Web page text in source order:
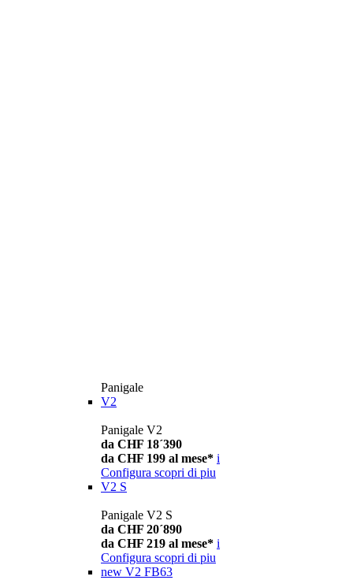
Panigale
V2
Panigale V2
da CHF 18´390
da CHF 199 al mese* i
Configura scopri di piu
V2 S
Panigale V2 S
da CHF 20´890
da CHF 219 al mese* i
Configura scopri di piu
new V2 FB63